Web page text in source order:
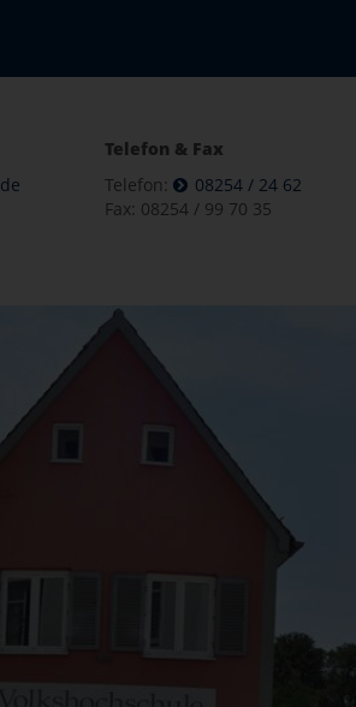
Telefon & Fax
Telefon:
08254 / 24 62
Fax: 08254 / 99 70 35